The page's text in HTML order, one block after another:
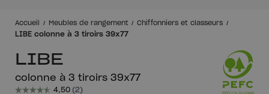
Accueil Meubles de rangement Chiffonniers et classeurs
LIBE colonne à 3 tiroirs 39x77
LIBE
colonne à 3 tiroirs 39x77